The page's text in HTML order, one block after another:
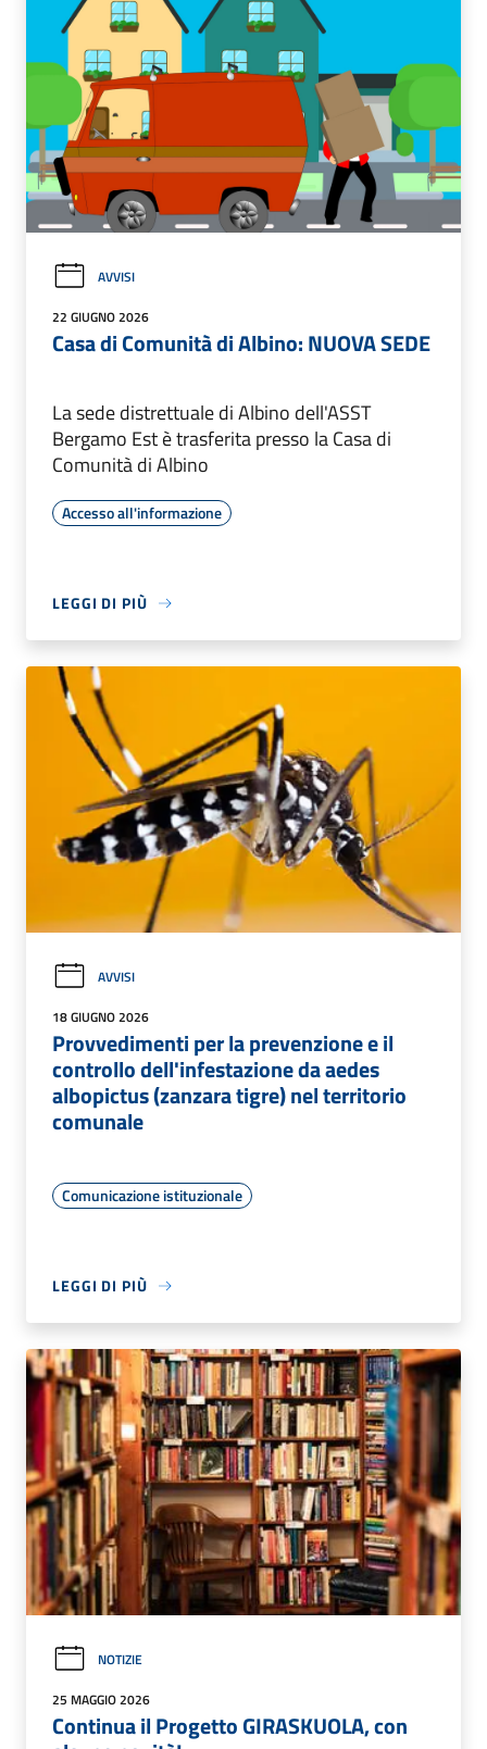
AVVISI
22 GIUGNO 2026
Casa di Comunità di Albino: NUOVA SEDE
La sede distrettuale di Albino dell'ASST
Bergamo Est è trasferita presso la Casa di
Comunità di Albino
Accesso all'informazione
LEGGI DI PIÙ
AVVISI
18 GIUGNO 2026
Provvedimenti per la prevenzione e il
controllo dell'infestazione da aedes
albopictus (zanzara tigre) nel territorio
comunale
Comunicazione istituzionale
LEGGI DI PIÙ
NOTIZIE
25 MAGGIO 2026
Continua il Progetto GIRASKUOLA, con